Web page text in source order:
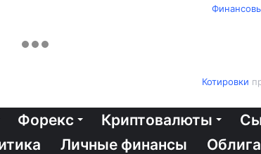
Котировки
Форекс Криптовалюты
Личные финансы